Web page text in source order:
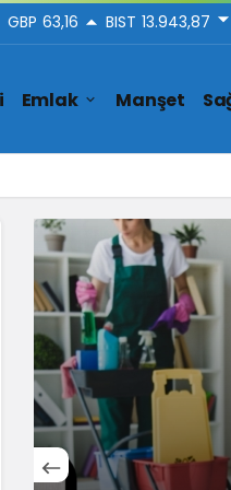
GBP 63,16 BIST 13.943,87
Emlak Manşet